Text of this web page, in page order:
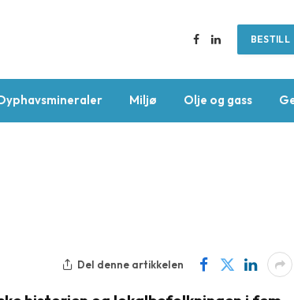
Facebook
LinkedInBESTILL
Miljø Olje og gass
Del denne artikkelen